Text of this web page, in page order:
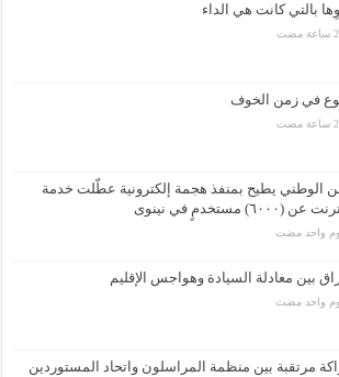
بالتي كانت هي الداء
في زمن الخوف
الوطني يطيح بمنفذ هجمة إلكترونية عطّلت خدمة
عن (٦٠٠٠) مستخدمٍ في نينوى
واحد مضت
بين معادلة السيادة وهواجس الإقليم
واحد مضت
مرتقبة بين منظمة المراسلون واتحاد المستوردين